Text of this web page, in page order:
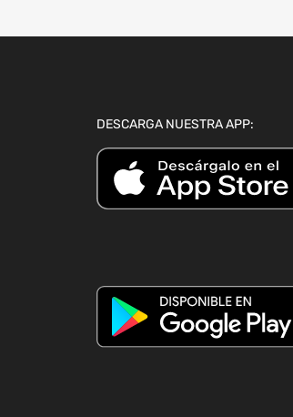
DESCARGA NUESTRA APP: